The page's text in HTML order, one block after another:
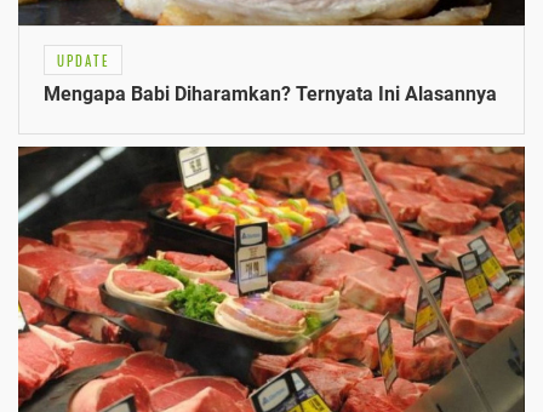
UPDATE
Mengapa Babi Diharamkan? Ternyata Ini Alasannya